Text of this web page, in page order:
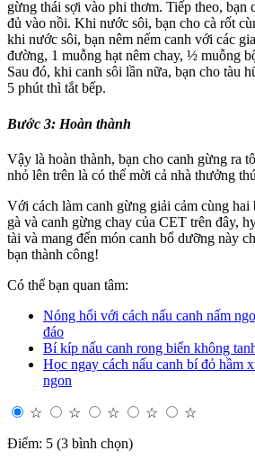
gừng thái sợi vào phi thơm. Tiếp theo,
đủ vào nồi. Khi nước sôi, bạn cho cà rốt
khi nước sôi, bạn nêm nếm canh với các
đường, 1 muỗng hạt nêm chay, ½ muỗng
Sau đó, khi canh sôi lần nữa, bạn cho tàu
5 phút thì tắt bếp.
Bước 3: Hoàn thành
Vậy là hoàn thành, bạn cho canh gừng ra
nhỏ lên trên là có thể mời cả nhà thưởng
Với cách làm canh gừng giải cảm cùng hai
gà và canh gừng chay của CET trên đây,
tài và mang đến món canh bổ dưỡng này
bạn thành công!
Có thể bạn quan tâm:
Nóng hổi với cách nấu canh nấm
đáo
Bí kíp nấu canh rong biển không
Học ngay cách nấu canh bí đỏ hầm
ngon
☆ ☆ ☆ ☆
☆
Điểm: 5 (3 bình chọn)